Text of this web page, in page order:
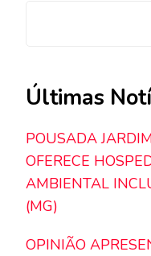
Últimas
POUSADA
OFERECE
AMBIENTAL
(MG)
OPINIÃO